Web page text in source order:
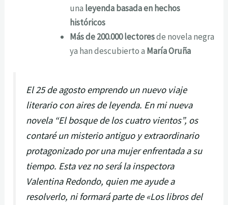
una leyenda basada en hechos
históricos
Más de 200.000 lectoresde novela negra
ya han descubierto a María Oruña
El 25 de agosto emprendo un nuevo viaje
literario con aires de leyenda. En mi nueva
novela “El bosque de los cuatro vientos”, os
contaré un misterio antiguo y extraordinario
protagonizado por una mujer enfrentada a su
tiempo. Esta vez no será la inspectora
Valentina Redondo, quien me ayude a
resolverlo, ni formará parte de «Los libros del